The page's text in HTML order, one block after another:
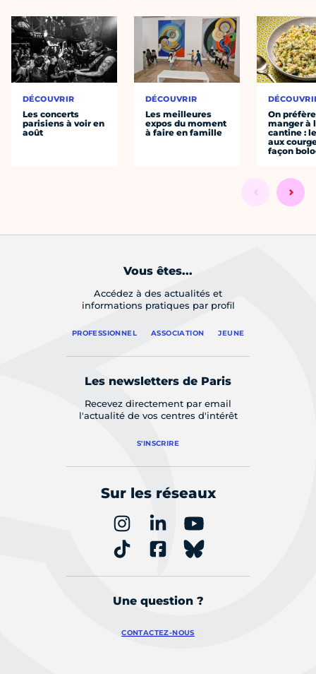
DÉCOUVRIR
Les concerts
parisiens à voir en
août
DÉCOUVRIR
Les meilleures
expos du moment
à faire en famille
On préfère
manger à
cantine :
aux
façon
Vous êtes...
Accédez à des actualités et
informations pratiques par profil
PROFESSIONNEL ASSOCIATION JEUNE
Les newsletters de Paris
Recevez directement par email
l'actualité de vos centres d'intérêt
S'INSCRIRE
Sur les réseaux
Une question ?
CONTACTEZ-NOUS